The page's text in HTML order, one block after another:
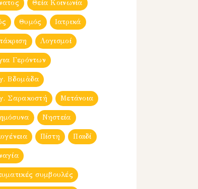
Θεία Κοινωνία
Θυμός Ιατρικά
Λογισμοί
Γερόντων
Βδομἀδα
Σαρακοστή Μετάνοια
Νηστεία
Πίστη Παιδί
συμβουλές